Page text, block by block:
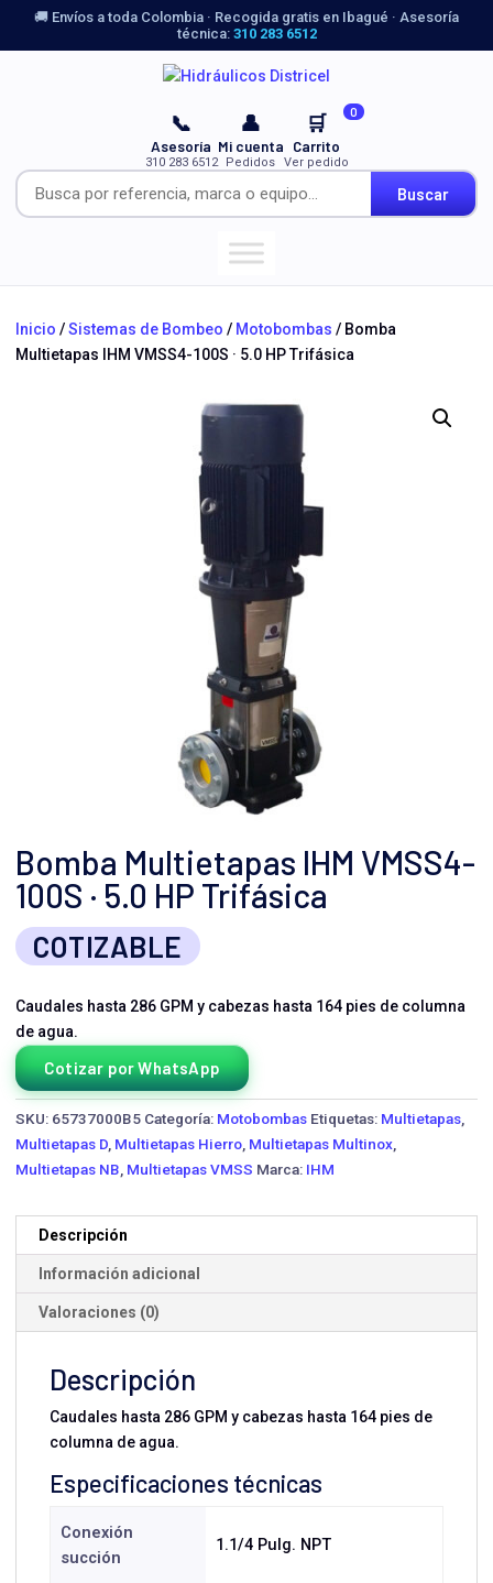
🚚 Envíos a toda Colombia · Recogida gratis en Ibagué · Asesoría
técnica: 310 283 6512
Buscar
📞
Asesoría
310 283 6512
👤
Mi cuenta
Pedidos
🛒 0
Carrito
Ver pedido
Inicio /Sistemas de Bombeo / Motobombas / Bomba
Multietapas IHM VMSS4-100S · 5.0 HP Trifásica
Bomba Multietapas IHM VMSS4-
100S · 5.0 HP Trifásica
COTIZABLE
Caudales hasta 286 GPM y cabezas hasta 164 pies de columna
de agua.
Cotizar por WhatsApp
SKU: 65737000B5 Categoría: Motobombas Etiquetas: Multietapas
Multietapas D Multietapas Hierro Multietapas Multinox
Multietapas NB Multietapas VMSS Marca: IHM
Descripción
Información adicional
Valoraciones (0)
Descripción
Caudales hasta 286 GPM y cabezas hasta 164 pies de
columna de agua.
Especificaciones técnicas
Conexión
succión
1.1/4 Pulg. NPT